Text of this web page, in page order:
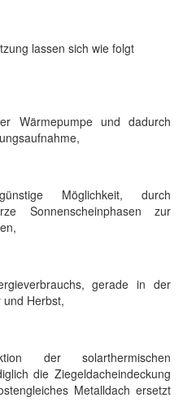
lassen sich wie folgt
Wärmepumpe und dadurch
Möglichkeit, durch
Sonnenscheinphasen zur
gerade in der
Herbst,
der solarthermischen
die Ziegeldacheindeckung
Metalldach ersetzt